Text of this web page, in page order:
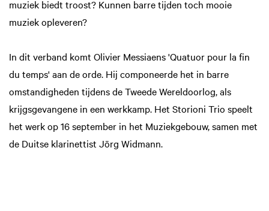
muziek biedt troost? Kunnen barre tijden toch mooie
muziek opleveren?
In dit verband komt Olivier Messiaens 'Quatuor pour la fin
du temps' aan de orde. Hij componeerde het in barre
omstandigheden tijdens de Tweede Wereldoorlog, als
krijgsgevangene in een werkkamp. Het Storioni Trio speelt
het werk op 16 september in het Muziekgebouw, samen met
de Duitse klarinettist Jörg Widmann.